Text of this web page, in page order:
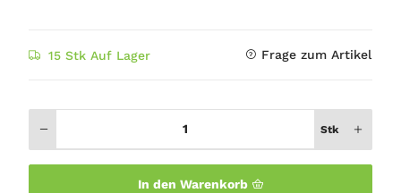
15 Stk Auf Lager Frage zum Artikel
Stk
In den Warenkorb